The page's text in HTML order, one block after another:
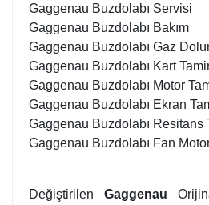
Gaggenau Buzdolabı Servisi
Gaggenau Buzdolabı Bakım
Gaggenau Buzdolabı Gaz
Gaggenau Buzdolabı Kart
Gaggenau Buzdolabı Motor
Gaggenau Buzdolabı Ekran
Gaggenau Buzdolabı Resitans
Gaggenau Buzdolabı Fan
Değiştirilen Gaggenau